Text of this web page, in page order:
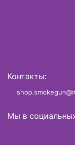
Контакты:
Мы в